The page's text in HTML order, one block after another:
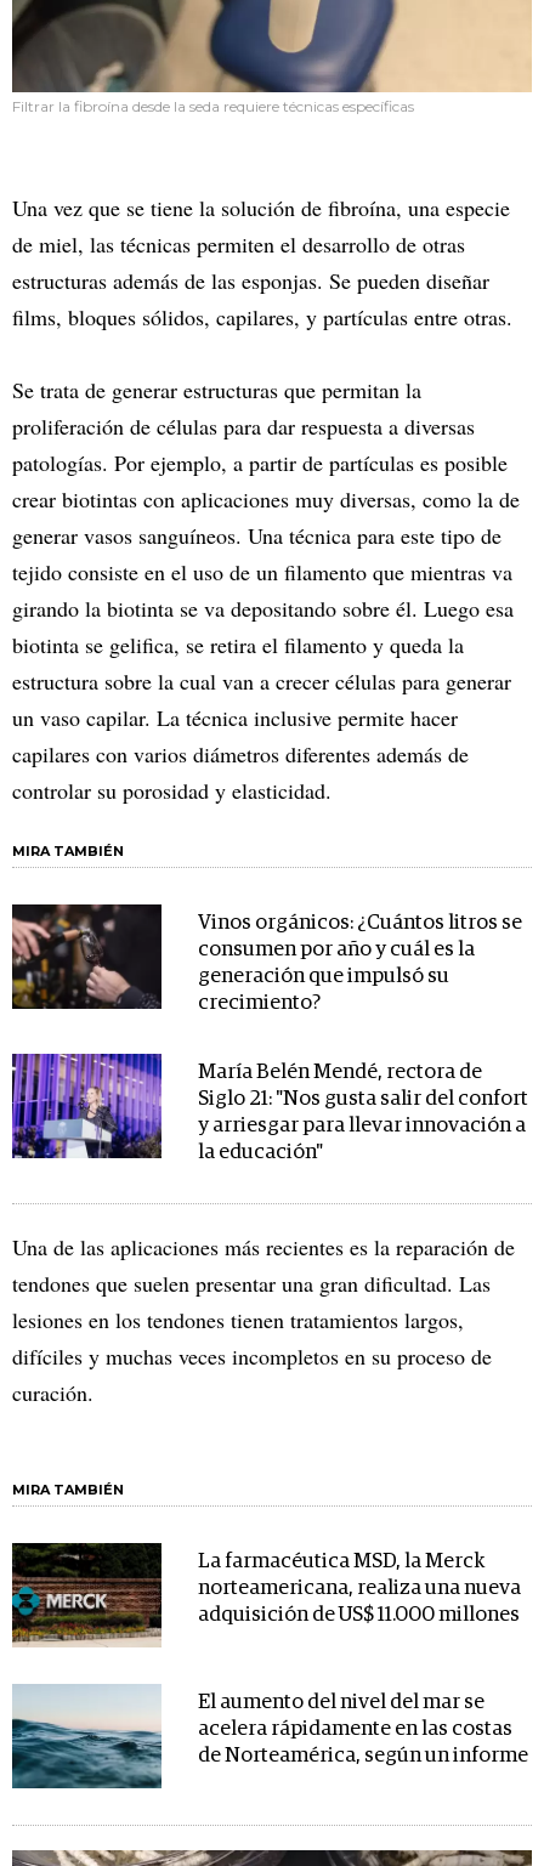
Filtrar la fibroína desde la seda requiere técnicas específicas
Una vez que se tiene la solución de fibroína, una especie
de miel, las técnicas permiten el desarrollo de otras
estructuras además de las esponjas. Se pueden diseñar
films, bloques sólidos, capilares, y partículas entre otras.
Se trata de generar estructuras que permitan la
proliferación de células para dar respuesta a diversas
patologías. Por ejemplo, a partir de partículas es posible
crear biotintas con aplicaciones muy diversas, como la de
generar vasos sanguíneos. Una técnica para este tipo de
tejido consiste en el uso de un filamento que mientras va
girando la biotinta se va depositando sobre él. Luego esa
biotinta se gelifica, se retira el filamento y queda la
estructura sobre la cual van a crecer células para generar
un vaso capilar. La técnica inclusive permite hacer
capilares con varios diámetros diferentes además de
controlar su porosidad y elasticidad.
MIRA TAMBIÉN
Vinos orgánicos: ¿Cuántos litros se
consumen por año y cuál es la
generación que impulsó su
crecimiento?
María Belén Mendé, rectora de
Siglo 21: "Nos gusta salir del confort
y arriesgar para llevar innovación a
la educación"
Una de las aplicaciones más recientes es la reparación de
tendones que suelen presentar una gran dificultad. Las
lesiones en los tendones tienen tratamientos largos,
difíciles y muchas veces incompletos en su proceso de
curación.
MIRA TAMBIÉN
La farmacéutica MSD, la Merck
norteamericana, realiza una nueva
adquisición de US$ 11.000 millones
El aumento del nivel del mar se
acelera rápidamente en las costas
de Norteamérica, según un informe